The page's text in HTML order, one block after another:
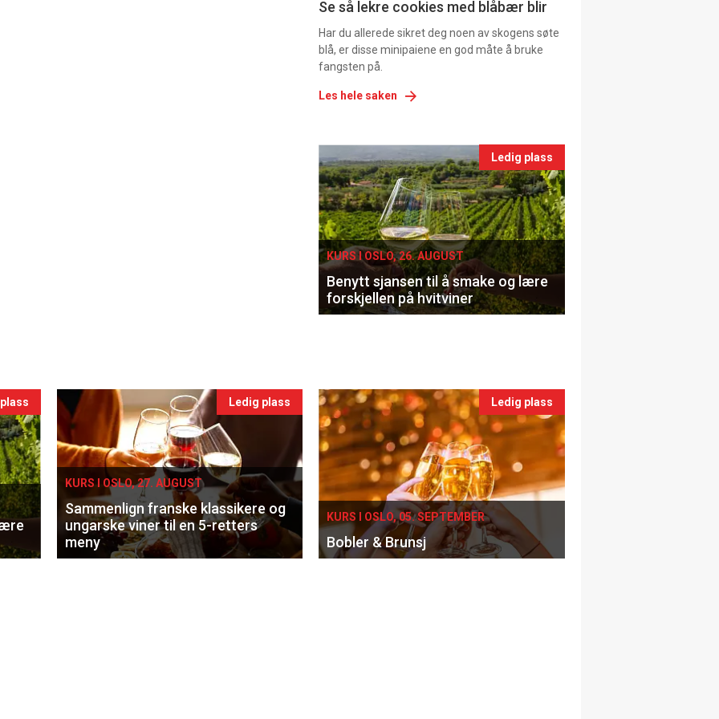
Ukens
vin
Se så lekre cookies med blåbær blir
Har du allerede sikret deg noen av skogens søte
blå, er disse minipaiene en god måte å bruke
fangsten på.
Les hele saken
Events
single
Ledig plass
KURS I OSLO, 26. AUGUST
Benytt sjansen til å smake og lære
forskjellen på hvitviner
Ledig plass
KURS I OSLO, 27. AUGUST
Sammenlign franske klassikere og
ungarske viner til en 5-retters
meny
Ledig plass
KURS I OSLO, 05. SEPTEMBER
Bobler & Brunsj